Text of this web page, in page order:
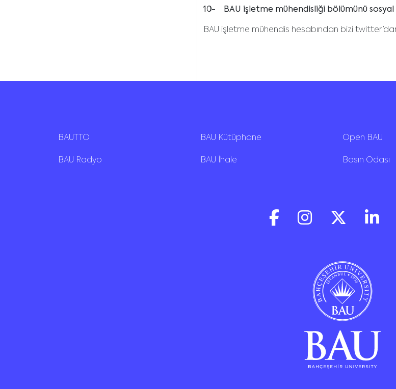
10- BAU işletme mühendisliği bölümünü
BAU işletme mühendis hesabından bizi
BAUTTO BAU Kütüphane Open BAU
BAU Radyo BAU İhale Basın Odası